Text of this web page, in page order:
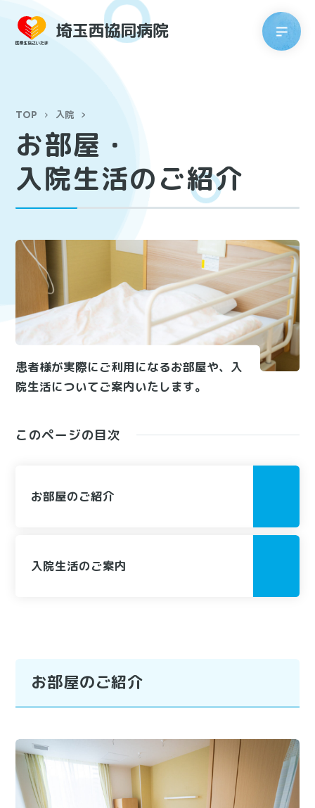
TOP 入院
お部屋・
入院生活のご紹介
患者様が実際にご利用になるお部屋や、入
院生活についてご案内いたします。
このページの目次
お部屋のご紹介
入院生活のご案内
お部屋のご紹介